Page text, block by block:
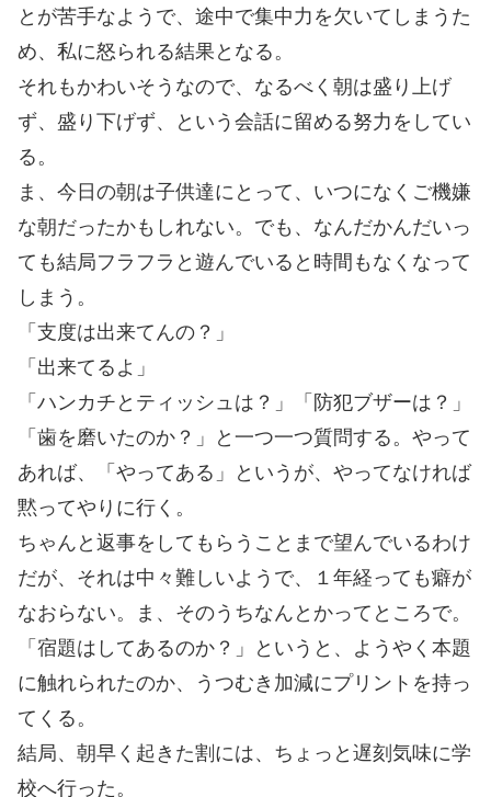
とが苦手なようで、途中で集中力を欠いてしまうた
め、私に怒られる結果となる。
それもかわいそうなので、なるべく朝は盛り上げ
ず、盛り下げず、という会話に留める努力をしてい
る。
ま、今日の朝は子供達にとって、いつになくご機嫌
な朝だったかもしれない。でも、なんだかんだいっ
ても結局フラフラと遊んでいると時間もなくなって
しまう。
「支度は出来てんの？」
「出来てるよ」
「ハンカチとティッシュは？」「防犯ブザーは？」
「歯を磨いたのか？」と一つ一つ質問する。やって
あれば、「やってある」というが、やってなければ
黙ってやりに行く。
ちゃんと返事をしてもらうことまで望んでいるわけ
だが、それは中々難しいようで、１年経っても癖が
なおらない。ま、そのうちなんとかってところで。
「宿題はしてあるのか？」というと、ようやく本題
に触れられたのか、うつむき加減にプリントを持っ
てくる。
結局、朝早く起きた割には、ちょっと遅刻気味に学
校へ行った。